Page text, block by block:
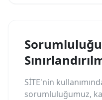
SİTE'nin
sorumluluğumuz,